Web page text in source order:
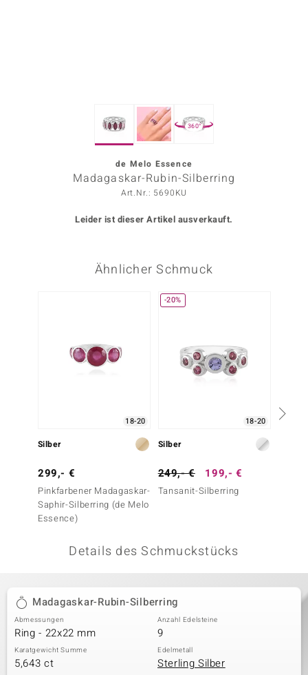
BY DE MELO
Collection
Classics
360°
de Melo Essence
Madagaskar-Rubin-Silberring
Art.Nr.: 5690KU
Leider ist dieser Artikel ausverkauft.
Ähnlicher Schmuck
18-20
Silber
299,- €
Pinkfarbener Madagaskar-
Saphir-Silberring (de Melo
Essence)
-20%
18-20
Silber
249,- € 199,- €
Tansanit-Silberring
Details des Schmuckstücks
Madagaskar-Rubin-Silberring
Abmessungen
Ring - 22x22 mm
Anzahl Edelsteine
9
Karatgewicht Summe
5,643 ct
Edelmetall
Sterling Silber